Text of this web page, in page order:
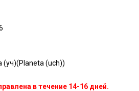
(уч)(Planeta (uch))
в течение 14-16 дней.